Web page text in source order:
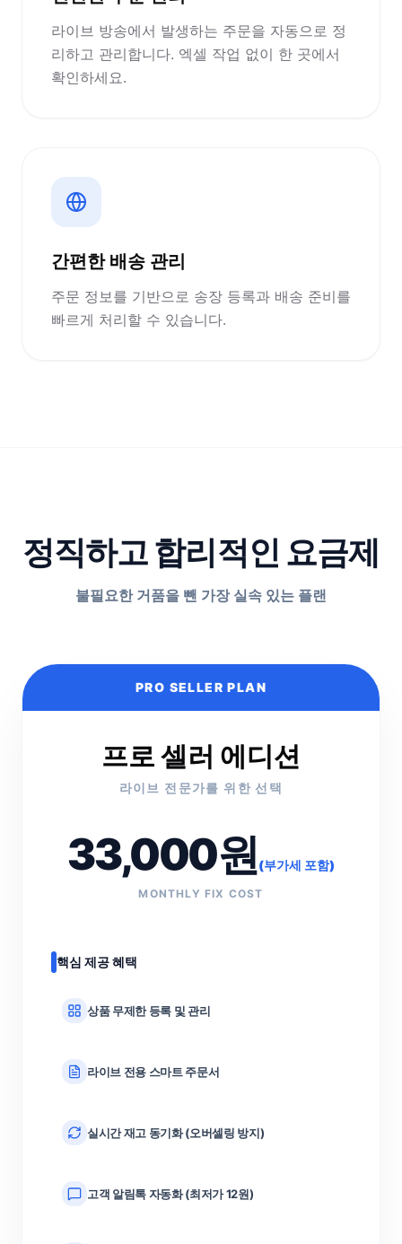
라이브 방송에서 발생하는 주문을 자동으로 정
리하고 관리합니다. 엑셀 작업 없이 한 곳에서
확인하세요.
간편한 배송 관리
주문 정보를 기반으로 송장 등록과 배송 준비를
빠르게 처리할 수 있습니다.
정직하고 합리적인 요금제
불필요한 거품을 뺀 가장 실속 있는 플랜
PRO SELLER PLAN
프로 셀러 에디션
라이브 전문가를 위한 선택
33,000원 (부가세 포함)
MONTHLY FIX COST
핵심 제공 혜택
상품 무제한 등록 및 관리
라이브 전용 스마트 주문서
실시간 재고 동기화 (오버셀링 방지)
고객 알림톡 자동화 (최저가 12원)